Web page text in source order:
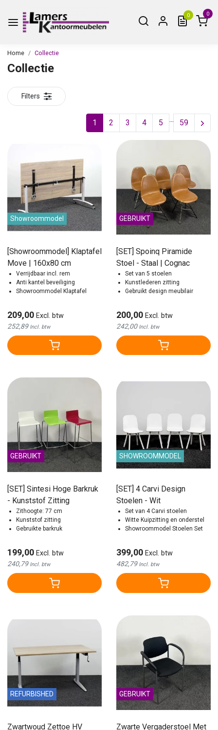
0 0
Home Collectie
Collectie
Filters
1 2 3 4 5 ... 59
Showroommodel
[Showroommodel] Klaptafel
Move | 160x80 cm
Verrijdbaar incl. rem
Anti kantel beveiliging
Showroommodel Klaptafel
209,00 Excl. btw
252,89 Incl. btw
GEBRUIKT
[SET] Spoinq Piramide
Stoel - Staal | Cognac
Set van 5 stoelen
Kunstlederen zitting
Gebruikt design meubilair
200,00 Excl. btw
242,00 Incl. btw
GEBRUIKT
[SET] Sintesi Hoge Barkruk
- Kunststof Zitting
Zithoogte: 77 cm
Kunststof zitting
Gebruikte barkruk
199,00 Excl. btw
240,79 Incl. btw
SHOWROOMMODEL
[SET] 4 Carvi Design
Stoelen - Wit
Set van 4 Carvi stoelen
Witte Kuipzitting en onderstel
Showroommodel Stoelen Set
399,00 Excl. btw
482,79 Incl. btw
REFURBISHED
Zwartwoud Zettoe HV
GEBRUIKT
Zwarte Vergaderstoel Met